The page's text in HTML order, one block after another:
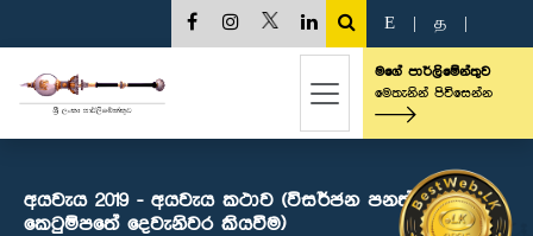
E த
මගේ පාර්ලිමේන්තුව
මෙතැනින් පිවිසෙන්න
අයවැය 2019 - අයවැය කථාව (විසර්ජන පනත්
කෙටුම්පතේ දෙවැනිවර කියවීම)